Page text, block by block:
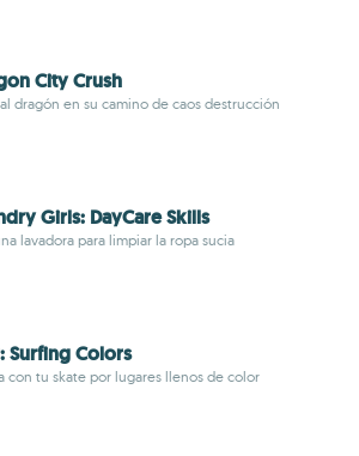
City Crush
dragón en su camino de caos destrucción
Girls: DayCare Skills
lavadora para limpiar la ropa sucia
Surfing Colors
con tu skate por lugares llenos de color